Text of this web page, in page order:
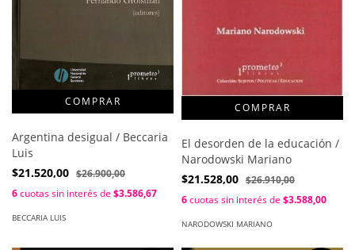
Argentina desigual / Beccaria
Luis
$21.520,00 $26.900,00
6cuotas sin interés de $3.586,67
BECCARIA LUIS
El desorden de la educación /
Narodowski Mariano
$21.528,00 $26.910,00
6cuotas sin interés de $3.588,00
NARODOWSKI MARIANO